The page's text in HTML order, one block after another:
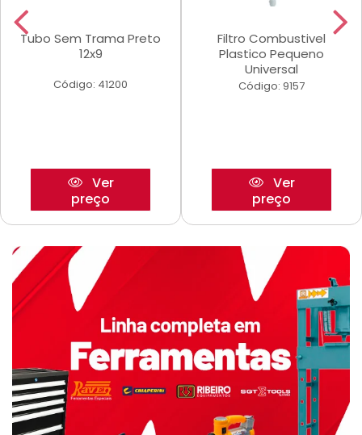
Tubo Sem Trama Preto
12x9
Código: 41200
Ver
preço
Filtro Combustivel
Plastico Pequeno
Universal
Código: 9157
Ver
preço